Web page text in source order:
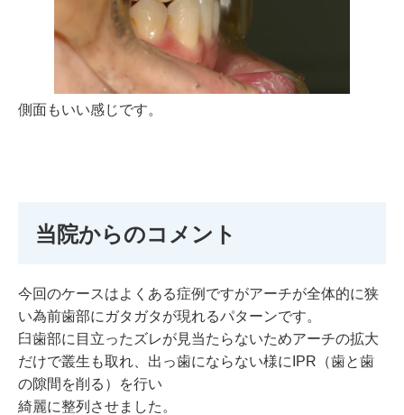
側面もいい感じです。
当院からのコメント
今回のケースはよくある症例ですがアーチが全体的に狭
い為前歯部にガタガタが現れるパターンです。
臼歯部に目立ったズレが見当たらないためアーチの拡大
だけで叢生も取れ、出っ歯にならない様にIPR（歯と歯
の隙間を削る）を行い
綺麗に整列させました。